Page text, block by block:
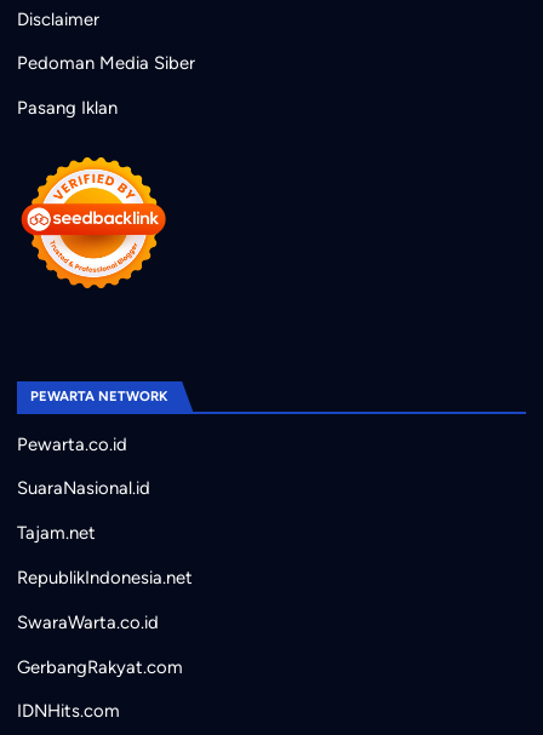
Disclaimer
Pedoman Media Siber
Pasang Iklan
PEWARTA NETWORK
Pewarta.co.id
SuaraNasional.id
Tajam.net
RepublikIndonesia.net
SwaraWarta.co.id
GerbangRakyat.com
IDNHits.com